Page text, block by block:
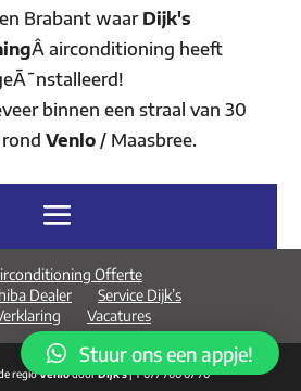
Brabant waar Dijk's
Â airconditioning heeft
binnen een straal van 30
Venlo / Maasbree.
Offerte
Dealer
Service Dijk’s
Vacatures
regioVenlodoorDijk's| T 077 760 07 70
Stuur ons een appje!